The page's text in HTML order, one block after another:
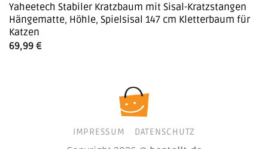
Yaheetech Stabiler Kratzbaum mit Sisal-Kratzstangen
Hängematte, Höhle, Spielsisal 147 cm Kletterbaum für
Katzen
69,99 €
IMPRESSUM DATENSCHUTZ